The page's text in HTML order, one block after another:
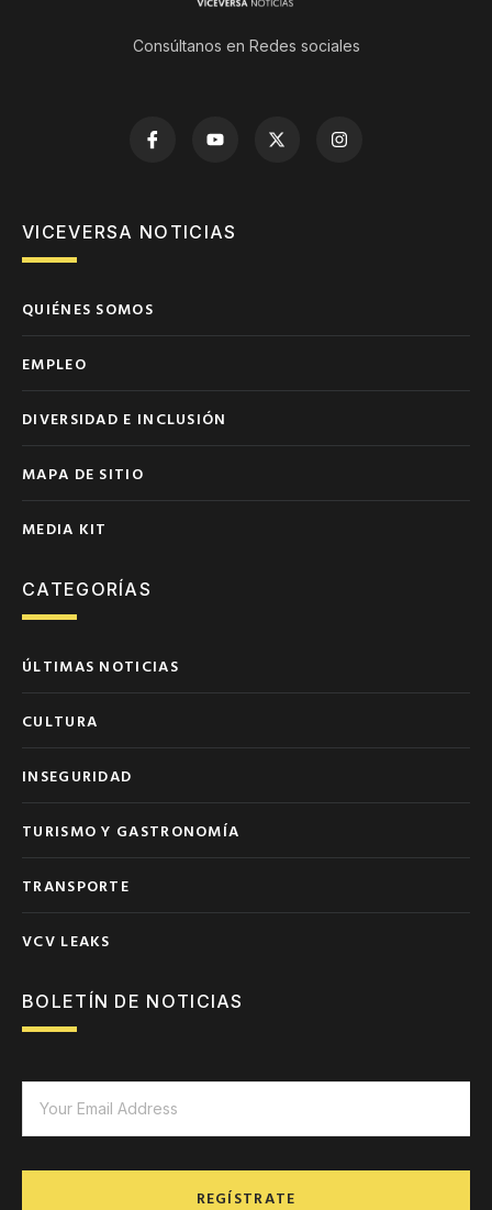
Consúltanos en Redes sociales
VICEVERSA NOTICIAS
QUIÉNES SOMOS
EMPLEO
DIVERSIDAD E INCLUSIÓN
MAPA DE SITIO
MEDIA KIT
CATEGORÍAS
ÚLTIMAS NOTICIAS
CULTURA
INSEGURIDAD
TURISMO Y GASTRONOMÍA
TRANSPORTE
VCV LEAKS
BOLETÍN DE NOTICIAS
REGÍSTRATE